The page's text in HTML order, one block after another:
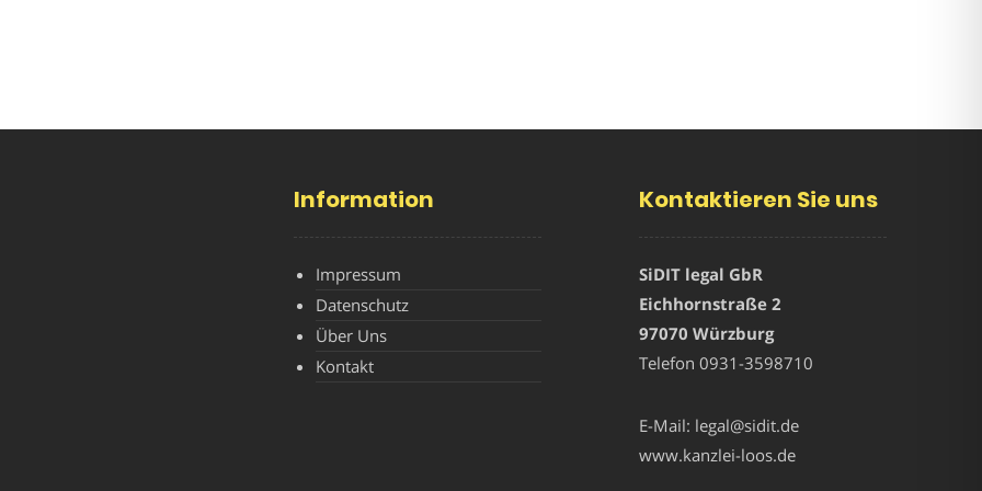
Information
Impressum
Datenschutz
Über Uns
Kontakt
Kontaktieren Sie uns
SiDIT legal GbR
Eichhornstraße 2
97070 Würzburg
Telefon 0931-3598710
E-Mail: legal@sidit.de
www.kanzlei-loos.de